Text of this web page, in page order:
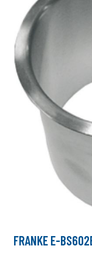
FRANKE E-